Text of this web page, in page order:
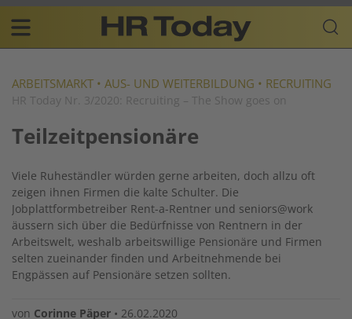
Skip
content
Plattform
für
Resources
navigation
DE
ARBEITSMARKT • AUS- UND WEITERBILDUNG • RECRUITING
HR Today Nr. 3/2020: Recruiting – The Show goes on
Teilzeitpensionäre
Viele Ruheständler würden gerne arbeiten, doch allzu oft
zeigen ihnen Firmen die kalte Schulter. Die
Jobplattformbetreiber Rent-a-Rentner und seniors@work
äussern sich über die Bedürfnisse von Rentnern in der
Arbeitswelt, weshalb arbeitswillige Pensionäre und Firmen
selten zueinander finden und Arbeitnehmende bei
Engpässen auf Pensionäre setzen sollten.
von Corinne Päper • 26.02.2020